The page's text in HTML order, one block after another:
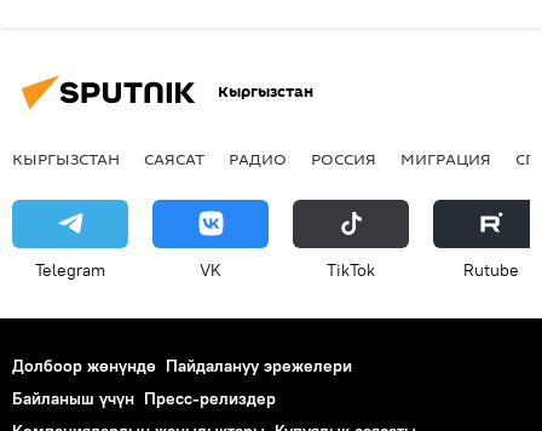
Кыргызстан
КЫРГЫЗСТАН САЯСАТ РАДИО РОССИЯ МИГРАЦИЯ
Telegram VK ТikТоk Rutube
Долбоор жөнүндө Пайдалануу эрежелери
Байланыш үчүн Пресс-релиздер